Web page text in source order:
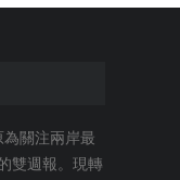
為關注兩岸最
雙週報。現轉